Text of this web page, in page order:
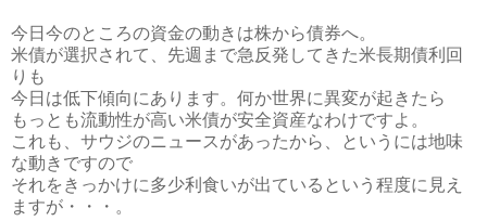
今日今のところの資金の動きは株から債券へ。
米債が選択されて、先週まで急反発してきた米長期債利回
りも
今日は低下傾向にあります。何か世界に異変が起きたら
もっとも流動性が高い米債が安全資産なわけですよ。
これも、サウジのニュースがあったから、というには地味
な動きですので
それをきっかけに多少利食いが出ているという程度に見え
ますが・・・。